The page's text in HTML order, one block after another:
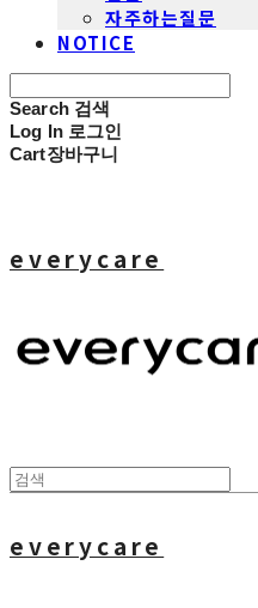
자주하는질문
NOTICE
Search 검색
Log In 로그인
Cart장바구니
everycare
everycare